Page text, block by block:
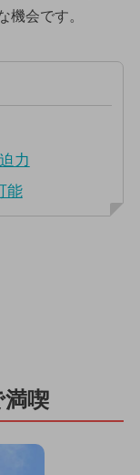
機会です。
力
能
満喫